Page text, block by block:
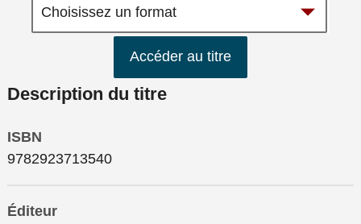
Accéder au titre
Description du titre
ISBN
9782923713540
Éditeur